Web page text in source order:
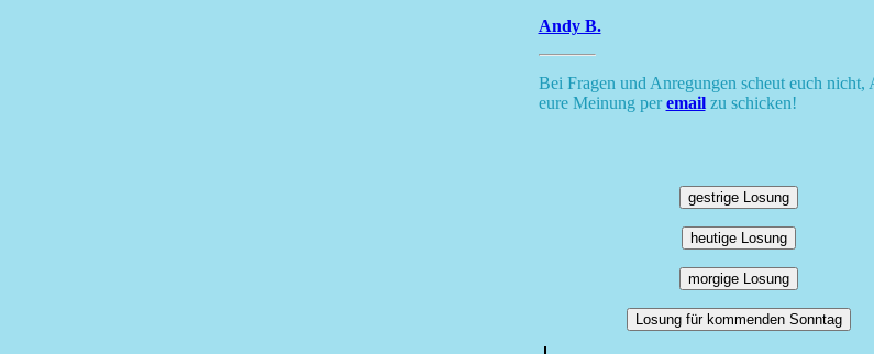
Andy B.
Bei Fragen und Anregungen scheut euch nicht,
eure Meinung peremailzu schicken!
gestrige Losung
heutige Losung
morgige Losung
Losung für kommenden Sonntag